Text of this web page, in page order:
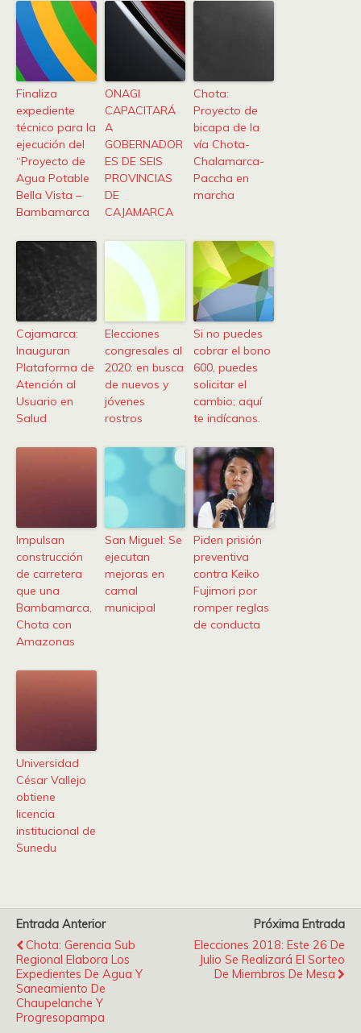
Finaliza
expediente
técnico para la
ejecución del
“Proyecto de
Agua Potable
Bella Vista –
Bambamarca
ONAGI
CAPACITARÁ
A
GOBERNADOR
ES DE SEIS
PROVINCIAS
DE
CAJAMARCA
Chota:
Proyecto de
bicapa de la
vía Chota-
Chalamarca-
Paccha en
marcha
Cajamarca:
Inauguran
Plataforma de
Atención al
Usuario en
Salud
Elecciones
congresales al
2020: en busca
de nuevos y
jóvenes
rostros
Si no puedes
cobrar el bono
600, puedes
solicitar el
cambio; aquí
te indícanos.
Impulsan
construcción
de carretera
que una
Bambamarca,
Chota con
Amazonas
San Miguel: Se
ejecutan
mejoras en
camal
municipal
Piden prisión
preventiva
contra Keiko
Fujimori por
romper reglas
de conducta
Universidad
César Vallejo
obtiene
licencia
institucional de
Sunedu
Entrada Anterior
Chota: Gerencia Sub
Regional Elabora Los
Expedientes De Agua Y
Saneamiento De
Chaupelanche Y
Progresopampa
Próxima Entrada
Elecciones 2018: Este 26 De
Julio Se Realizará El Sorteo
De Miembros De Mesa